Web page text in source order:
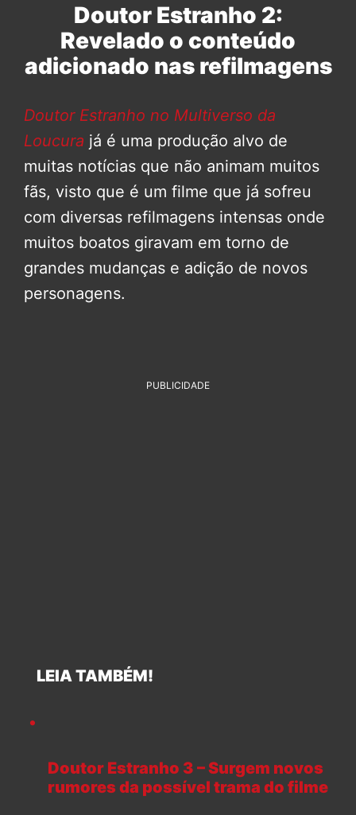
Doutor Estranho 2:
Revelado o conteúdo
adicionado nas refilmagens
Doutor Estranho no Multiverso da
Loucura já é uma produção alvo de
muitas notícias que não animam muitos
fãs, visto que é um filme que já sofreu
com diversas refilmagens intensas onde
muitos boatos giravam em torno de
grandes mudanças e adição de novos
personagens.
PUBLICIDADE
LEIA TAMBÉM!
Doutor Estranho 3 – Surgem novos
rumores da possível trama do filme